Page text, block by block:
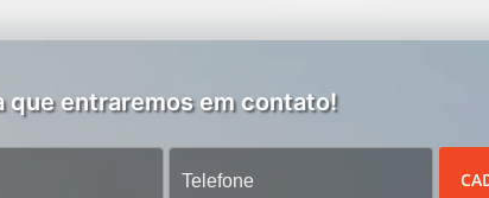
que entraremos em contato!